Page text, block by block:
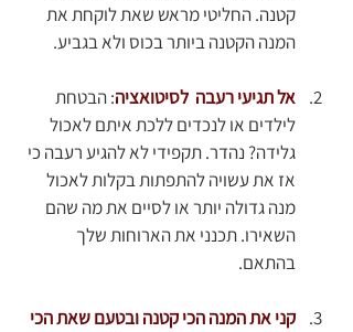
קטנה. החליטי מראש שאת לוקחת את
המנה הקטנה ביותר בכוס ולא בגביע.
אל תגיעי רעבה  לסיטואציה: הבטחת
לילדים או לנכדים ללכת איתם לאכול
גלידה? נהדר. תקפידי לא להגיע רעבה כי
אז את עשויה להתפתות בקלות לאכול
מנה גדולה יותר או לסיים את מה שהם
השאירו. תכנני את הארוחות שלך
בהתאם.
קני את המנה הכי קטנה ובטעם שאת הכי